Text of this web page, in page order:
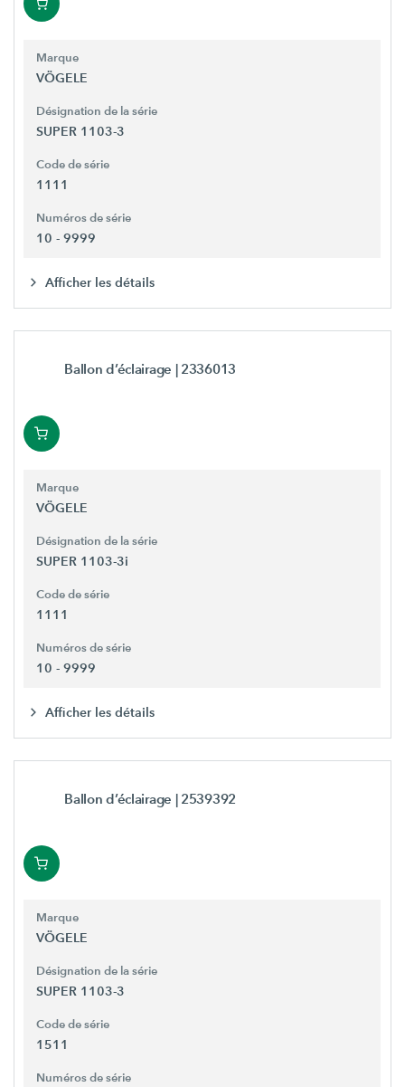
Marque
VÖGELE
Désignation de la série
SUPER 1103-3
Code de série
1111
Numéros de série
10 - 9999
Afficher les détails
Ballon d’éclairage | 2336013
Marque
VÖGELE
Désignation de la série
SUPER 1103-3i
Code de série
1111
Numéros de série
10 - 9999
Afficher les détails
Ballon d’éclairage | 2539392
Marque
VÖGELE
Désignation de la série
SUPER 1103-3
Code de série
1511
Numéros de série